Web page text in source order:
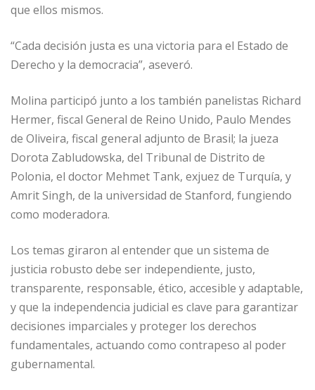
que ellos mismos.
“Cada decisión justa es una victoria para el Estado de
Derecho y la democracia”, aseveró.
Molina participó junto a los también panelistas Richard
Hermer, fiscal General de Reino Unido, Paulo Mendes
de Oliveira, fiscal general adjunto de Brasil; la jueza
Dorota Zabludowska, del Tribunal de Distrito de
Polonia, el doctor Mehmet Tank, exjuez de Turquía, y
Amrit Singh, de la universidad de Stanford, fungiendo
como moderadora.
Los temas giraron al entender que un sistema de
justicia robusto debe ser independiente, justo,
transparente, responsable, ético, accesible y adaptable,
y que la independencia judicial es clave para garantizar
decisiones imparciales y proteger los derechos
fundamentales, actuando como contrapeso al poder
gubernamental.